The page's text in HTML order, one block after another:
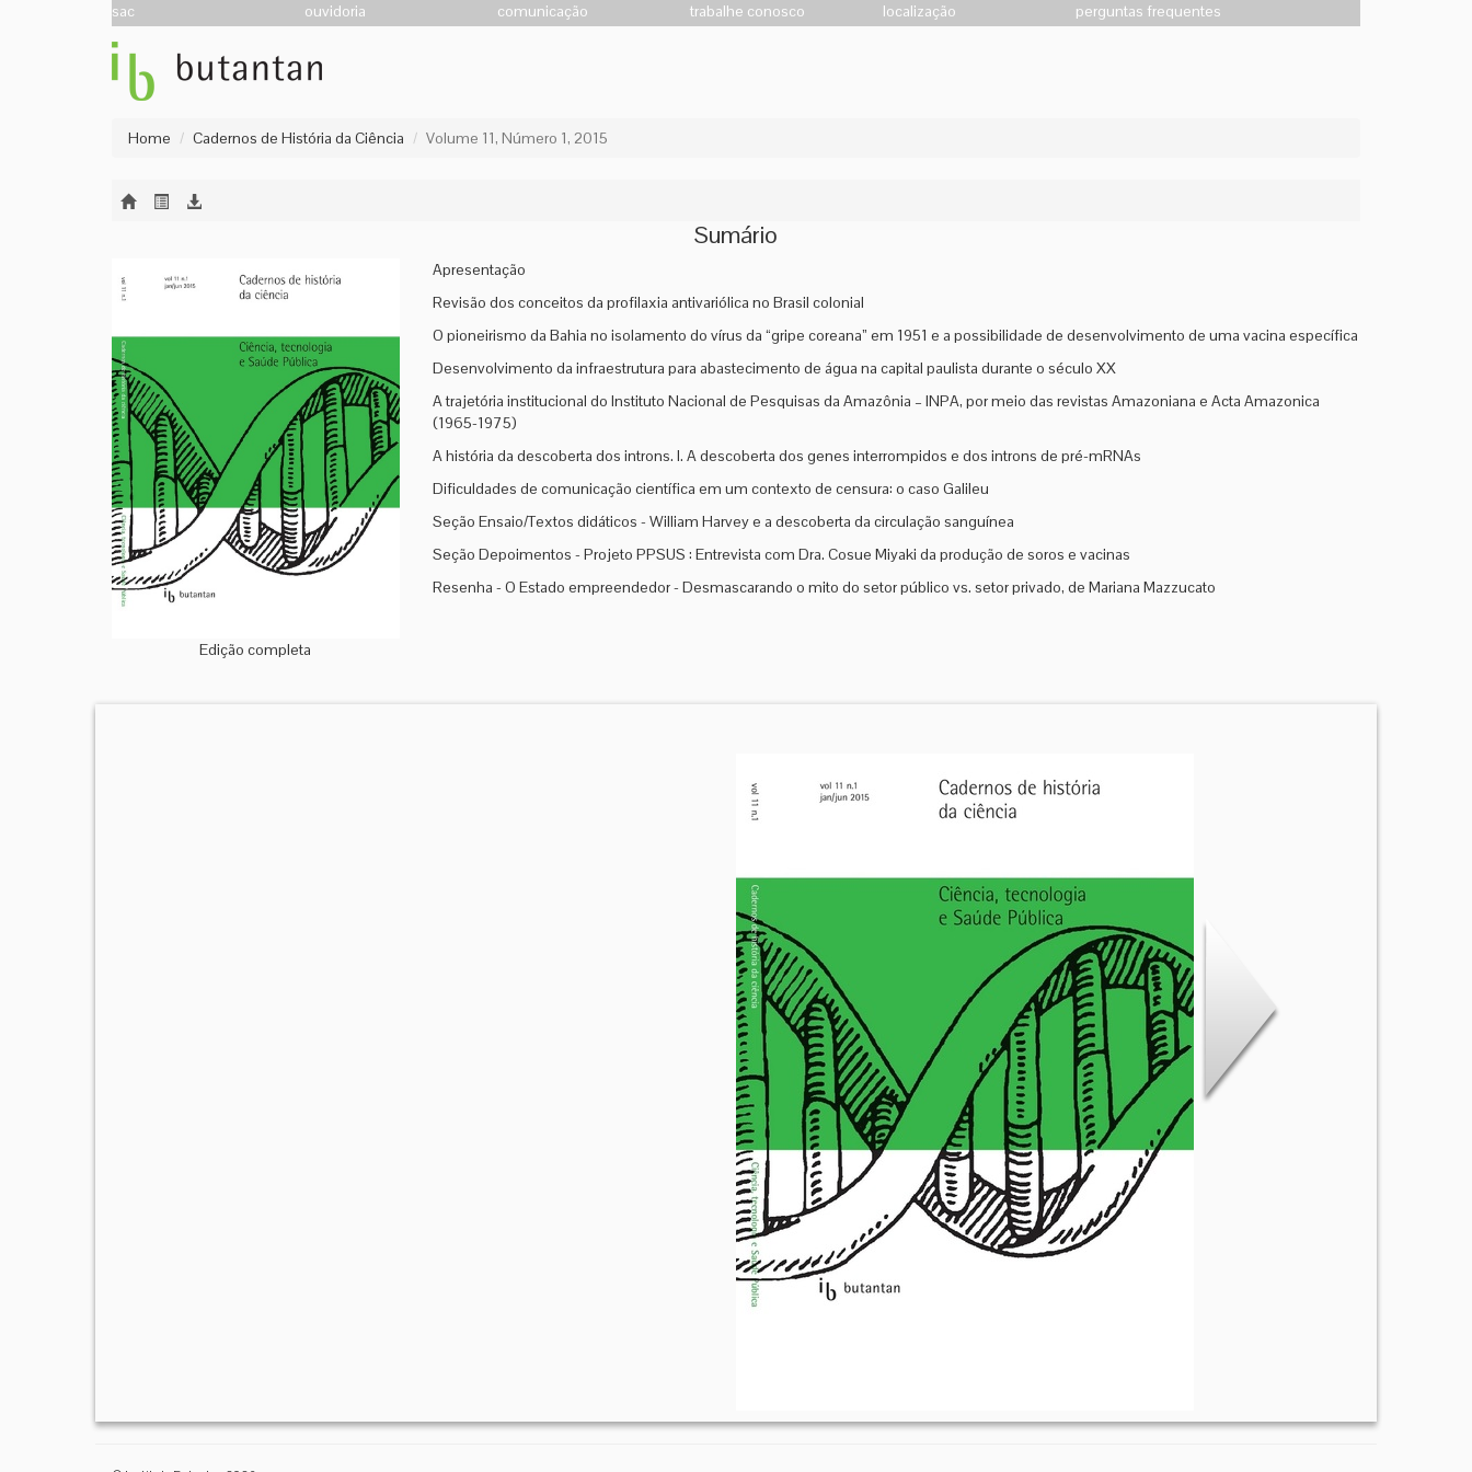
sac ouvidoria comunicação trabalhe conosco localização perguntas frequentes
Home Cadernos de História da Ciência Volume 11, Número 1, 2015
Sumário
Edição completa
Apresentação
Revisão dos conceitos da profilaxia antivariólica no Brasil colonial
O pioneirismo da Bahia no isolamento do vírus da “gripe coreana” em 1951 e a possibilidade de desenvolvimento de uma vacina específica
Desenvolvimento da infraestrutura para abastecimento de água na capital paulista durante o século XX
A trajetória institucional do Instituto Nacional de Pesquisas da Amazônia – INPA, por meio das revistas Amazoniana e Acta Amazonica
(1965-1975)
A história da descoberta dos introns. I. A descoberta dos genes interrompidos e dos introns de pré-mRNAs
Dificuldades de comunicação científica em um contexto de censura: o caso Galileu
Seção Ensaio/Textos didáticos - William Harvey e a descoberta da circulação sanguínea
Seção Depoimentos - Projeto PPSUS : Entrevista com Dra. Cosue Miyaki da produção de soros e vacinas
Resenha - O Estado empreendedor - Desmascarando o mito do setor público vs. setor privado, de Mariana Mazzucato